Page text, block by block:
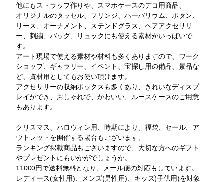
他にもストラップ作りや、スマホケースのデコ用商品、
オリジナルのタッセル、フリンジ、ハーバリウム、ボタン、
リース、オーナメント、ステンドグラス、ヘアアクセサリ
ー、刺繍、バッグ、リュックにも使える素材がいっぱいで
す。
アート現場で使える素材や材料も多くありますので、ワーク
ショップ、ギャラリー、イベント、宝探し用の備品、景品な
ど、資材用としてもお使い頂けます。
アクセサリーの収納ボックスも多くあり、きれいなディスプ
レイができ、おしゃれで、かわいい、ルースケースのご用意
もあります。
クリスマス、ハロウィン用、時期により、福袋、セール、ア
ウトレットを開催する場合もございます。
ランキング掲載商品もございますので、大切な方へのギフト
やプレゼントにもいかがでしょうか。
11000円で送料無料となり、メール便の対応もしています。
レディース(女性用)、メンズ(男性用)、キッズ(子供用)を対象